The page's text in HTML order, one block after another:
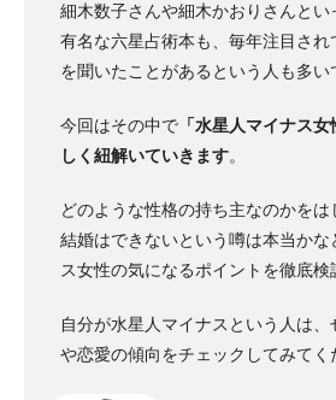
細木数子さんや細木かおりさんとい
有名な六星占術本も、毎年注目され
を聞いたことがあるという人も多い
今回はその中で 「水星人マイナス
しく紐解いていきます。
どのような性格の持ち主なのかを
結婚はできないという噂は本当かな
ス女性の気になるポイントを徹底検
自分が水星人マイナスという人は
や恋愛の傾向をチェックしてみてく